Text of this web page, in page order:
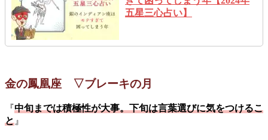
五星三心占い】
金の鳳凰座 ▽ブレーキの月
『中旬までは積極性が大事。下旬は言葉選びに気をつけるこ
と 』